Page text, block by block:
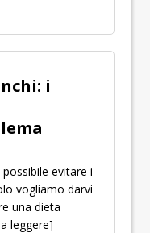
i
evitare i
vogliamo darvi
una dieta
leggere]